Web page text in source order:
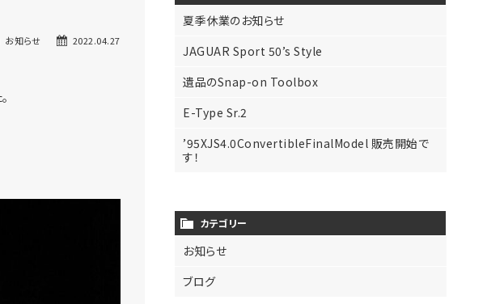
2022.04.27
お知らせ
夏季休業のお知らせ
JAGUAR Sport 50’s Style
遺品のSnap-on Toolbox
E-Type Sr.2
’95XJS4.0ConvertibleFinalModel 販売開始で
す！
カテゴリー
お知らせ
ブログ